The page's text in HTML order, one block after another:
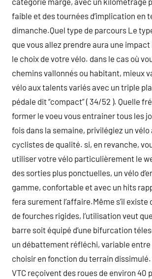
faible et des tournées d’implication en
dimanche.Quel type de parcours Le
que vous allez prendre aura une
le choix de votre vélo. dans le cas où
chemins vallonnés ou habitant, mieux
vélo aux talents variés avec un triple
pédale dit “compact” ( 34/52 ). Quelle
former le voeu vous entrainer tous les
fois dans la semaine, privilégiez un vélo
cyclistes de qualité. si, en revanche,
utiliser votre vélo particulièrement le
des sorties plus ponctuelles, un vélo
gamme, confortable et avec un hits
fera surement l’affaire.Même s’il existe
de fourches rigides, l’utilisation veut
barre soit équipé d’une bifurcation
un débattement réfléchi, variable entre
choisir en fonction du terrain
VTC reçoivent des roues de environ 40